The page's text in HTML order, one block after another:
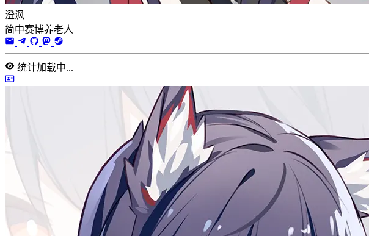
澄沨
简中赛博养老人
统计加载中...